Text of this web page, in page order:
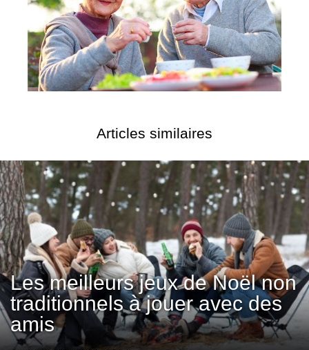
Articles similaires
Les meilleurs jeux de Noël non
traditionnels à jouer avec des
amis